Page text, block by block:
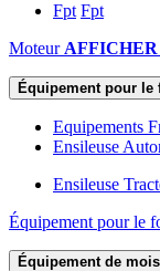
Fpt Fpt
Moteur
Équipement pour le
Equipements
Ensileuse
Ensileuse
Équipement pour le
Équipement de